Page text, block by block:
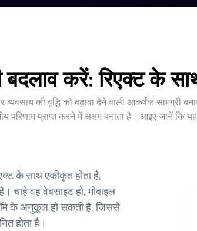
बदलाव करें: रिएक्ट के
की वृद्धि को बढ़ावा देने वाली आकर्षक सामग्री
प्राप्त करने में सक्षम बनाता है। आइए जानें
के साथ एकीकृत होता है,
चाहे वह वेबसाइट हो, मोबाइल
के अनुकूल हो सकती है, जिससे
होता है।